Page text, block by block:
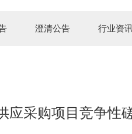
澄清公告 行业资
应采购项目竞争性